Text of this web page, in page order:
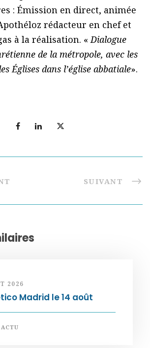
: Émission en direct, animée
rédacteur en chef et
à la réalisation. « Dialogue
de la métropole, avec les
Églises dans l’église abbatiale».
SUIVANT
2026
Madrid le 14 août